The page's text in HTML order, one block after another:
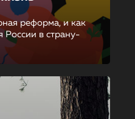
реформа, и как
России в страну-